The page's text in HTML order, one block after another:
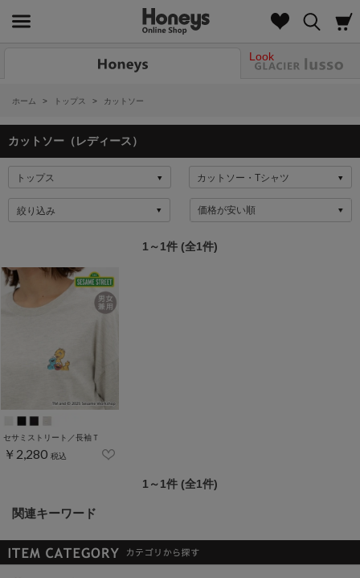
Look
ホーム > トップス > カットソー
カットソー（レディース）
絞り込み
1～1件 (全1件)
セサミストリート／長袖Ｔ
￥2,280 税込
1～1件 (全1件)
関連キーワード